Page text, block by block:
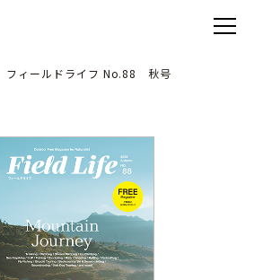
フィールドライフ No.88 秋号